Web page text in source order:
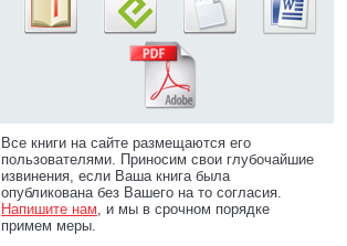
Все книги на сайте размещаются его
пользователями. Приносим свои глубочайшие
извинения, если Ваша книга была
опубликована без Вашего на то согласия.
Напишите нам, и мы в срочном порядке
примем меры.